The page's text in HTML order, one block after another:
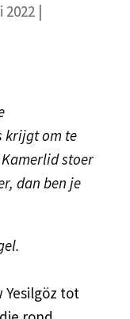
2022|
krijgt om te
stoer
dan ben je
tot